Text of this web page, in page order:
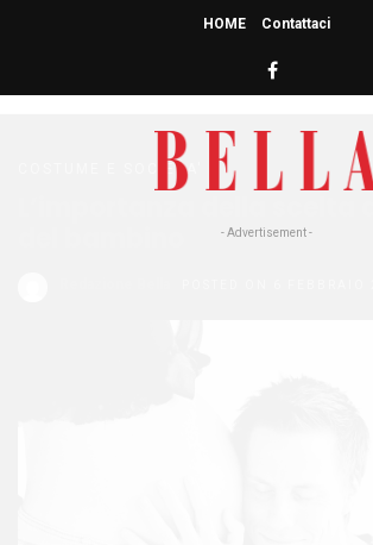
HOME Contattaci
- Advertisement -
nome del bambino
COSTUME E SOCIETA'